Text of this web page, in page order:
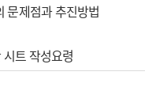
문제점과 추진방법
트 작성요령